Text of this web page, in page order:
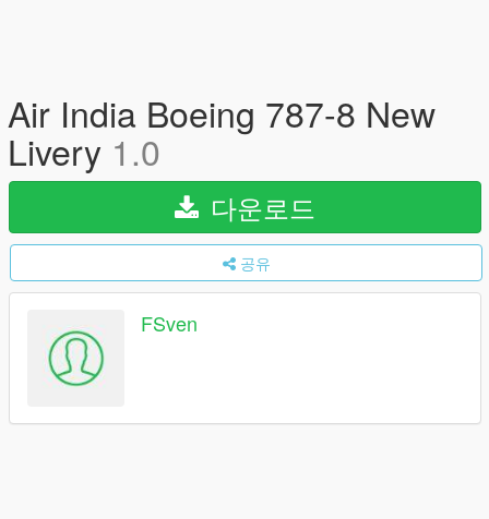
Air India Boeing 787-8 New
Livery 1.0
다운로드
공유
FSven